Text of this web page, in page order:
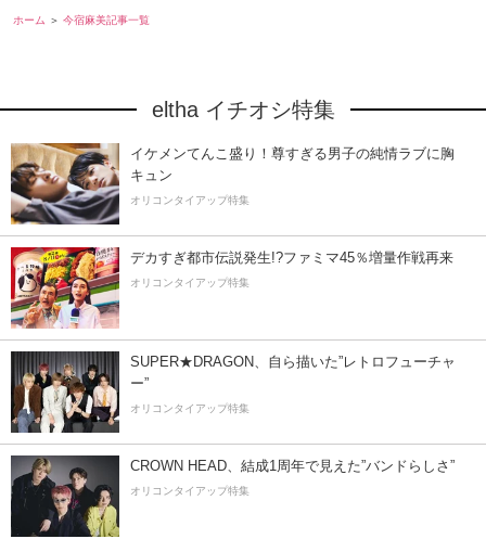
ホーム 今宿麻美記事一覧
eltha イチオシ特集
イケメンてんこ盛り！尊すぎる男子の純情ラブに胸
キュン
オリコンタイアップ特集
デカすぎ都市伝説発生!?ファミマ45％増量作戦再来
オリコンタイアップ特集
SUPER★DRAGON、自ら描いた”レトロフューチャ
ー”
オリコンタイアップ特集
CROWN HEAD、結成1周年で見えた”バンドらしさ”
オリコンタイアップ特集